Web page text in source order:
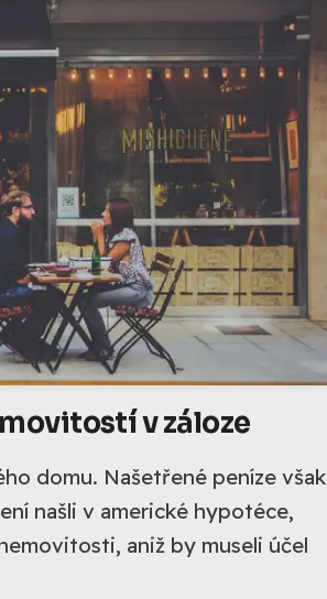
v záloze
domu. Našetřené peníze však
našli v americké hypotéce,
aniž by museli účel